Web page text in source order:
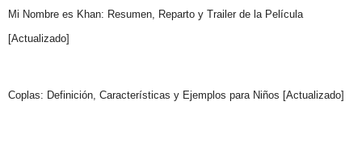
Mi Nombre es Khan: Resumen, Reparto y Trailer de la Película
[Actualizado]
Coplas: Definición, Características y Ejemplos para Niños [Actualizado]